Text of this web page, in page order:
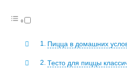
Пицца в домашних
Тесто для пиццы